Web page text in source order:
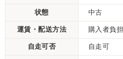
状態 中古
運賃・配送方法 購入者負担
自走可否 自走可